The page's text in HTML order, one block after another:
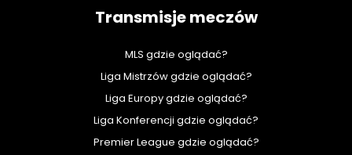
Transmisje meczów
MLS gdzie oglądać?
Liga Mistrzów gdzie oglądać?
Liga Europy gdzie oglądać?
Liga Konferencji gdzie oglądać?
Premier League gdzie oglądać?